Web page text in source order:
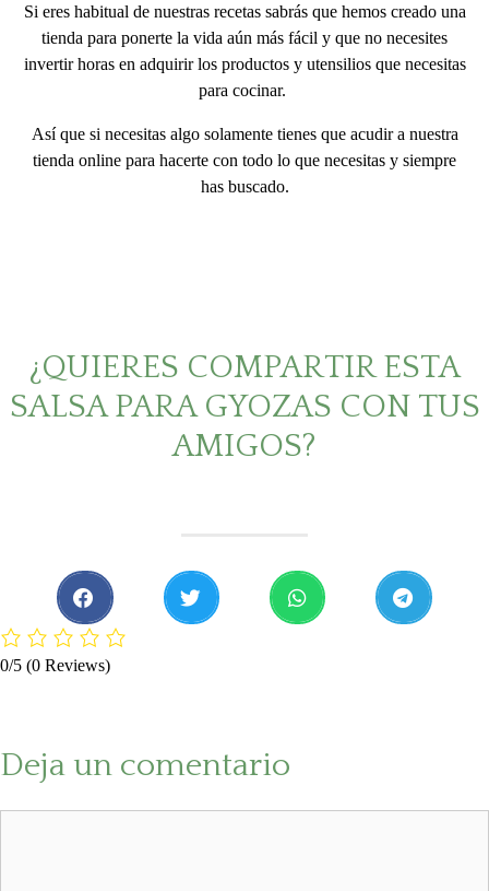
Si eres habitual de nuestras recetas sabrás que hemos creado una
tienda para ponerte la vida aún más fácil y que no necesites
invertir horas en adquirir los productos y utensilios que necesitas
para cocinar.
Así que si necesitas algo solamente tienes que acudir a nuestra
tienda online para hacerte con todo lo que necesitas y siempre
has buscado.
¿QUIERES COMPARTIR ESTA
SALSA PARA GYOZAS CON TUS
AMIGOS?
0/5 (0 Reviews)
Deja un comentario